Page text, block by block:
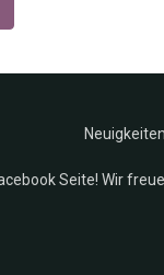
finden
Seite! Wir